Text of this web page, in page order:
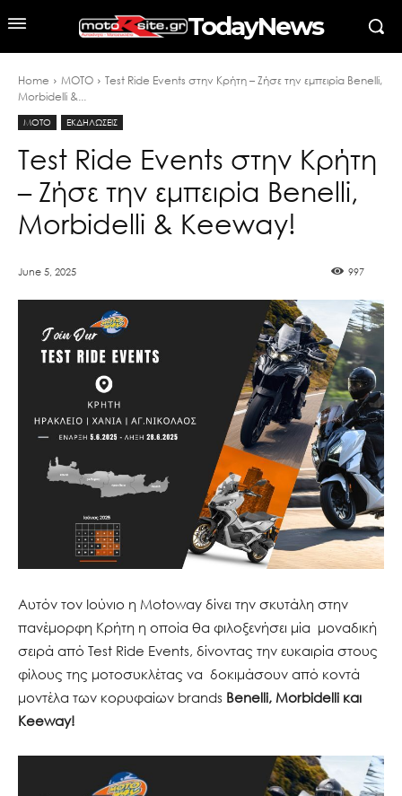
TodayNews
Home MOTO
Test Ride Events στην Κρήτη – Ζήσε την εμπειρία Benelli,
Morbidelli &...
MOTO ΕΚΔΗΛΩΣΕΙΣ
Test Ride Events στην Κρήτη
– Ζήσε την εμπειρία Benelli,
Morbidelli & Keeway!
June 5, 2025 997
Αυτόν τον Ιούνιο η Motoway δίνει την σκυτάλη στην
πανέμορφη Κρήτη η οποία θα φιλοξενήσει μία μοναδική
σειρά από Test Ride Events, δίνοντας την ευκαιρία στους
φίλους της μοτοσυκλέτας να δοκιμάσουν από κοντά
μοντέλα των κορυφαίων brands Benelli, Morbidelli και
Keeway!